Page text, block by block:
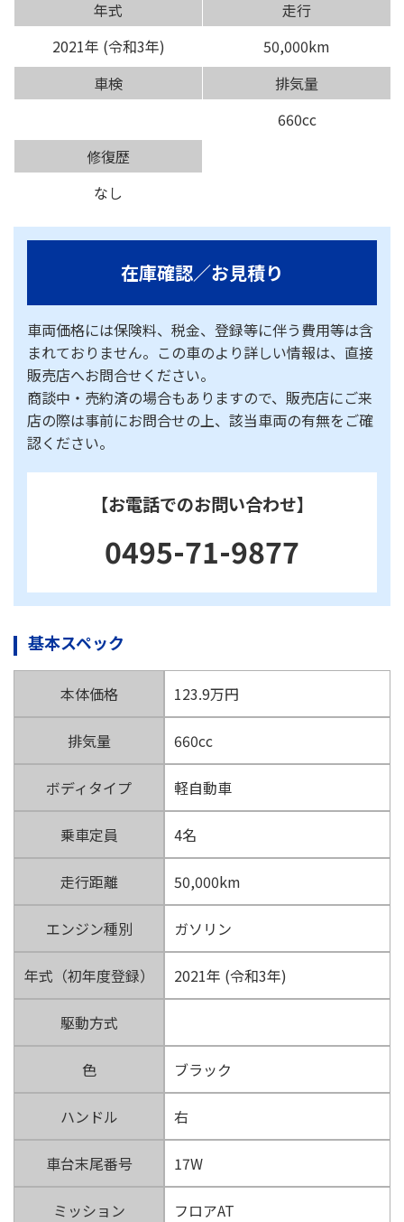
年式
2021年 (令和3年)
走行
50,000km
車検
排気量
660cc
修復歴
なし
在庫確認／お見積り
車両価格には保険料、税金、登録等に伴う費用等は含
まれておりません。この車のより詳しい情報は、直接
販売店へお問合せください。
商談中・売約済の場合もありますので、販売店にご来
店の際は事前にお問合せの上、該当車両の有無をご確
認ください。
【お電話でのお問い合わせ】
0495-71-9877
基本スペック
本体価格 123.9万円
排気量 660cc
ボディタイプ 軽自動車
乗車定員 4名
走行距離 50,000km
エンジン種別 ガソリン
年式（初年度登録） 2021年 (令和3年)
駆動方式
色 ブラック
ハンドル 右
車台末尾番号 17W
ミッション フロアAT